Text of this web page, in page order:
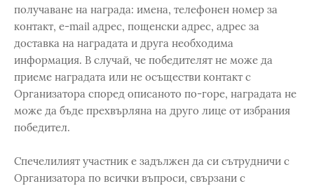
получаване на награда: имена, телефонен номер за
контакт, e-mail адрес, пощенски адрес, адрес за
доставка на наградата и друга необходима
информация. В случай, че победителят не може да
приеме наградата или не осъществи контакт с
Организатора според описаното по-горе, наградата не
може да бъде прехвърляна на друго лице от избрания
победител.
Спечелилият участник е задължен да си сътрудничи с
Организатора по всички въпроси, свързани с